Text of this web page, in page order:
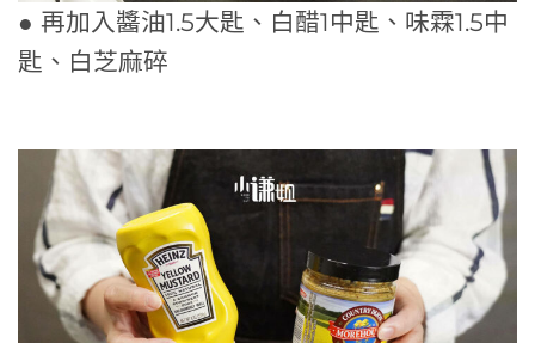
● 再加入醬油1.5大匙、白醋1中匙、味霖1.5中
匙、白芝麻碎